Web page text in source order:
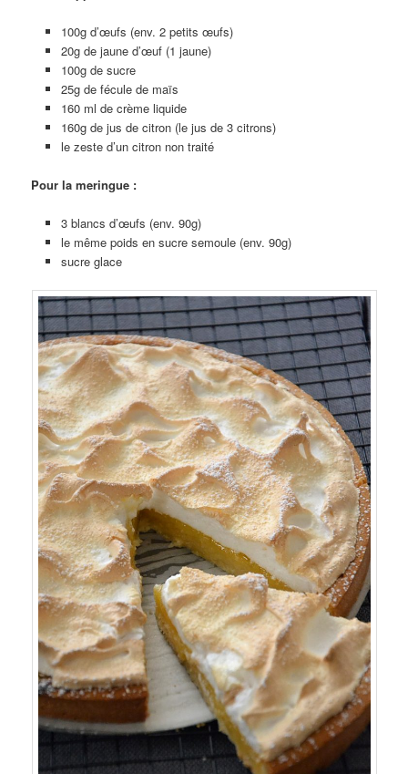
100g d’œufs (env. 2 petits œufs)
20g de jaune d’œuf (1 jaune)
100g de sucre
25g de fécule de maïs
160 ml de crème liquide
160g de jus de citron (le jus de 3 citrons)
le zeste d’un citron non traité
Pour la meringue :
3 blancs d’œufs (env. 90g)
le même poids en sucre semoule (env. 90g)
sucre glace